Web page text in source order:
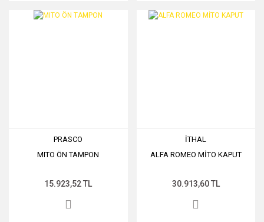
PRASCO
MITO ÖN TAMPON
15.923,52 TL
İTHAL
ALFA ROMEO MİTO KAPUT
30.913,60 TL